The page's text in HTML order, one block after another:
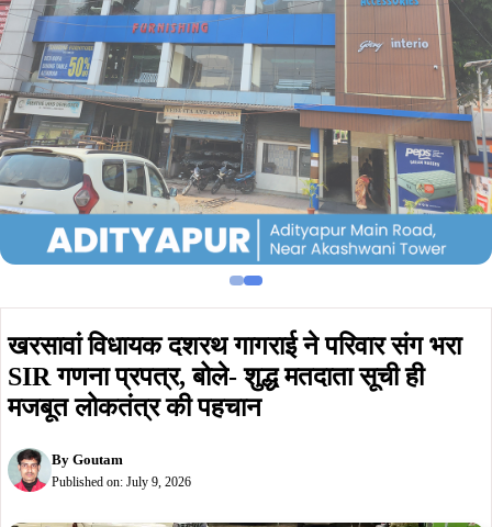
खरसावां विधायक दशरथ गागराई ने परिवार संग भरा
SIR गणना प्रपत्र, बोले- शुद्ध मतदाता सूची ही
मजबूत लोकतंत्र की पहचान
By Goutam
Published on: July 9, 2026